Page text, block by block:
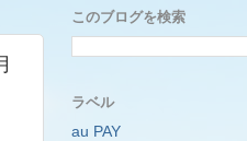
このブログを検索
ラベル
au PAY